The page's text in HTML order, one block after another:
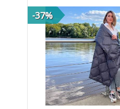
Ткань
Лаке/
Батист
Производитель
German
Grass
(Австрия)
-37%